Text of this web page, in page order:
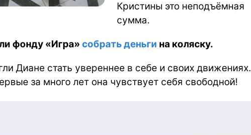
Кристины это неподъёмная
сумма.
фонду «Игра» собрать деньги на коляску.
Диане стать увереннее в себе и своих движениях.
за много лет она чувствует себя свободной!